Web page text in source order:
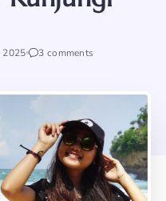
2025 3 comments